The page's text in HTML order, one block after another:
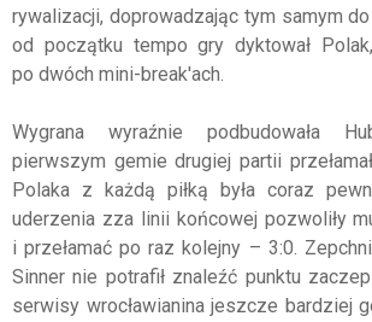
rywalizacji, doprowadzając tym samym
od początku tempo gry dyktował
po dwóch mini-break'ach.
Wygrana wyraźnie podbudowała
pierwszym gemie drugiej partii
Polaka z każdą piłką była coraz
uderzenia zza linii końcowej pozwoliły
i przełamać po raz kolejny – 3:0.
Sinner nie potrafił znaleźć punktu
serwisy wrocławianina jeszcze bardziej